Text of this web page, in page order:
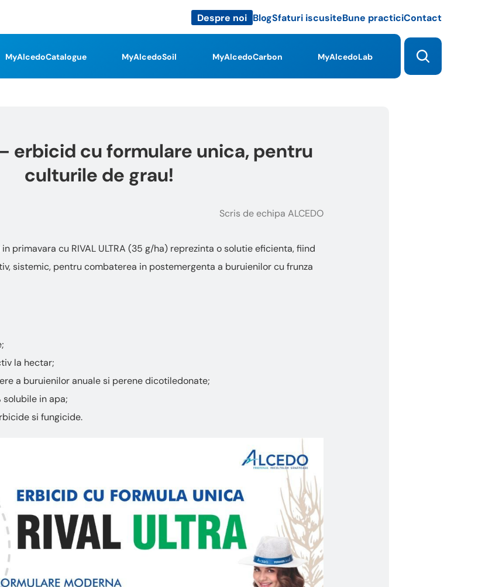
MyAlcedoCatalogue MyAlcedoSoil MyAlcedoCarbon MyAlcedoLab
Despre noi BlogSfaturi iscusiteBune practiciContact
– erbicid cu formulare unica, pentru
culturile de grau!
Scris de echipa ALCEDO
primavara cu RIVAL ULTRA (35 g/ha) reprezinta o solutie eficienta, fiind
sistemic, pentru combaterea in postemergenta a buruienilor cu frunza
la hectar;
a buruienilor anuale si perene dicotiledonate;
solubile in apa;
si fungicide.